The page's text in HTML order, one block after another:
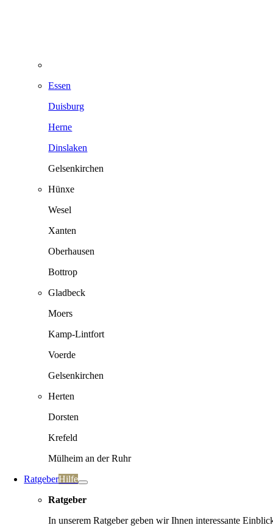
Essen
Duisburg
Herne
Dinslaken
Gelsenkirchen
Hünxe
Wesel
Xanten
Oberhausen
Bottrop
Gladbeck
Moers
Kamp-Lintfort
Voerde
Gelsenkirchen
Herten
Dorsten
Krefeld
Mülheim an der Ruhr
RatgeberHilfe
Ratgeber
In unserem Ratgeber geben wir Ihnen interessante